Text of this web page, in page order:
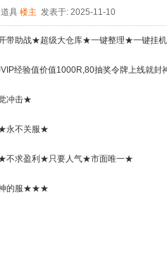
具 楼主 发表于: 2025-11-10
带助战★超级大仓库★一键整理★一键挂
经验值价值1000R,80抽奖令牌上线就封
冲击★
永不关服★
不求盈利★只要人气★市面唯一★
的服★★★